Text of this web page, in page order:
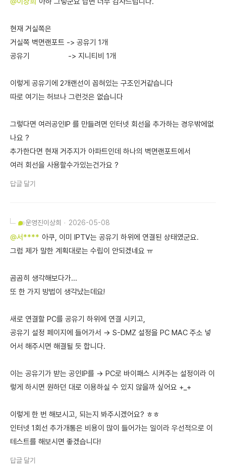
현재 거실쪽은
거실쪽 벽면랜포트 -> 공유기 1개
공유기 -> 지니티비 1개
이렇게 공유기에 2개랜선이 꼽혀있는 구조인거같습니다
따로 여기는 허브나 그런것은 없습니다
그렇다면 여러공인IP 를 만들려면 인터넷 회선을 추가하는 경우밖에없
나요 ?
추가한다면 현재 거주지가 아파트인데 하나의 벽면랜포트에서
여러 회선을 사용할수가있는건가요 ?
답글 달기
운영진이상희 2026-05-08
@서**** 아쿠, 이미 IPTV는 공유기 하위에 연결된 상태였군요.
그럼 제가 말한 계획대로는 수립이 안되겠네요 ㅠ
곰곰히 생각해보다가...
또 한 가지 방법이 생각났는데요!
새로 연결할 PC를 공유기 하위에 연결 시키고,
공유기 설정 페이지에 들어가서 → S-DMZ 설정을 PC MAC 주소 넣
어서 해주시면 해결될 듯 합니다.
이는 공유기가 받는 공인IP를 → PC로 바이패스 시켜주는 설정이라 이
렇게 하시면 원하던 대로 이용하실 수 있지 않을까 싶어요 +_+
이렇게 한 번 해보시고, 되는지 봐주시겠어요? ㅎㅎ
인터넷 1회선 추가개통은 비용이 많이 들어가는 일이라 우선적으로 이
테스트를 해보시면 좋겠습니다!
답글 달기